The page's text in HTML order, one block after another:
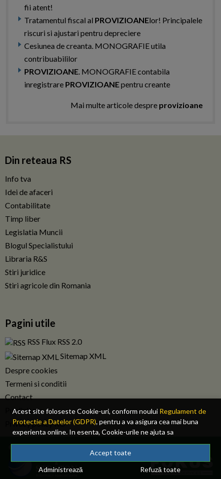
Acest site foloseste Cookie-uri, conform noului Regulament de
Protectie a Datelor (GDPR), pentru a va asigura cea mai buna
experienta online. In esenta, Cookie-urile ne ajuta sa
imbunatatim continutul de pe site, oferindu-va dvs., cititorul, o
experienta online personalizata si mult mai rapida. Ele sunt
folosite doar de site-ul nostru si partenerii nostri de incredere.
AICIpentru detalii despre politica de Cookie-uri.
Accept toate
Administrează
Refuză toate
fii atent!
Tratamentul fiscal al PROVIZIOANElor! Principalele
riscuri si ajustari pentru depreciere
Cesiunea de creanta. MONOGRAFIE utila
contribuabililor
PROVIZIOANE. MONOGRAFIE contabila
inregistrare PROVIZIOANEpentru creante
Mai multe articole despre provizioane
Din reteaua RS
Info tva
Idei de afaceri
Contabilitate
Timp liber
Legislatia Muncii
Blogul Specialistului
Libraria R&S
Stiri juridice
Stiri agricole din Romania
Pagini utile
RSS Flux RSS 2.0
Sitemap XML
Despre cookies
Termeni si conditii
Contact
Publicitate
Privacy policy RO
© 2026 Fiscalitatea.ro. Toate drepturile rezervate.